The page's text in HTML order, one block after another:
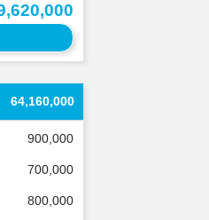
64,160,000
900,000
700,000
800,000